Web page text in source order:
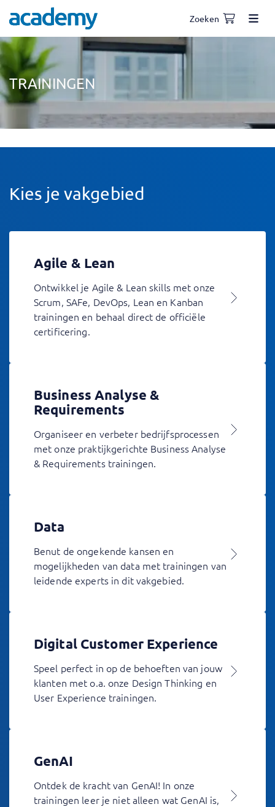
Zoeken
TRAININGEN
Kies je vakgebied
Agile & Lean
Ontwikkel je Agile & Lean skills met onze
Scrum, SAFe, DevOps, Lean en Kanban
trainingen en behaal direct de officiële
certificering.
Business Analyse &
Requirements
Organiseer en verbeter bedrijfsprocessen
met onze praktijkgerichte Business Analyse
& Requirements trainingen.
Data
Benut de ongekende kansen en
mogelijkheden van data met trainingen van
leidende experts in dit vakgebied.
Digital Customer Experience
Speel perfect in op de behoeften van jouw
klanten met o.a. onze Design Thinking en
User Experience trainingen.
GenAI
Ontdek de kracht van GenAI! In onze
trainingen leer je niet alleen wat GenAI is,